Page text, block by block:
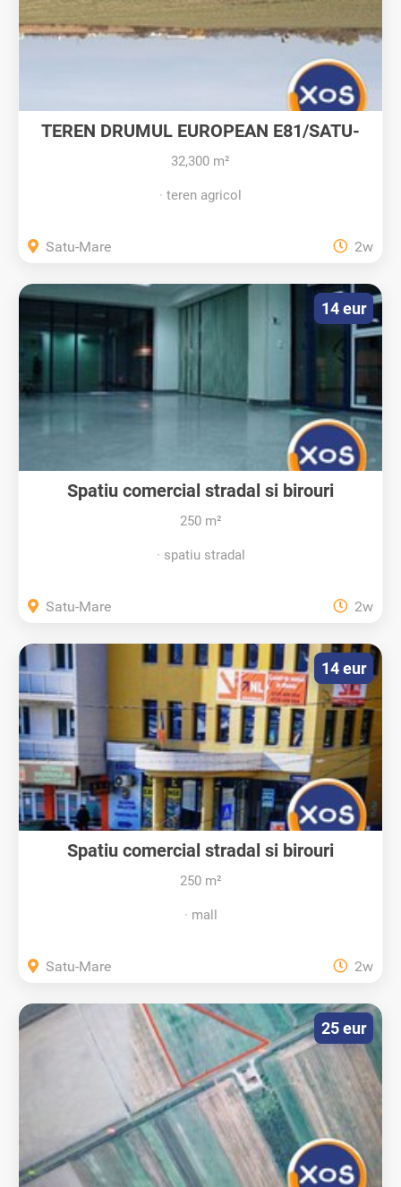
TEREN DRUMUL EUROPEAN E81/SATU-
MARE
32,300 m²
teren agricol
Satu-Mare 2w
Spatiu comercial stradal si birouri
250 m²
spatiu stradal
14 eur
Satu-Mare 2w
Spatiu comercial stradal si birouri
250 m²
mall
14 eur
Satu-Mare 2w
25 eur